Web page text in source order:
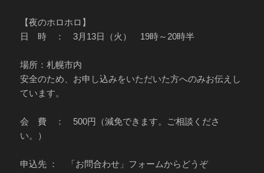
【夜のホロホロ】
日 時 ： 3月13日（火） 19時～20時半
場所：札幌市内
安全のため、お申し込みをいただいた方へのみお伝えし
ています。
会 費 ： 500円（減免できます。ご相談くださ
い。）
申込先 ： 「お問合わせ」フォームからどうぞ